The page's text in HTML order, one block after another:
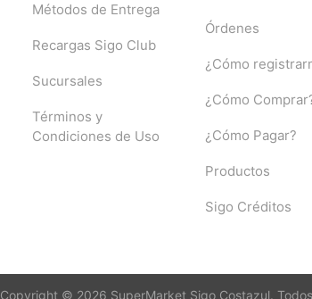
Métodos de Entrega
Recargas Sigo Club
Sucursales
Términos y
Condiciones de Uso
Órdenes
¿Cómo
¿Cómo
¿Cómo Pagar?
Productos
Sigo Créditos
Copyright © 2026 SuperMarket Sigo Costazul.